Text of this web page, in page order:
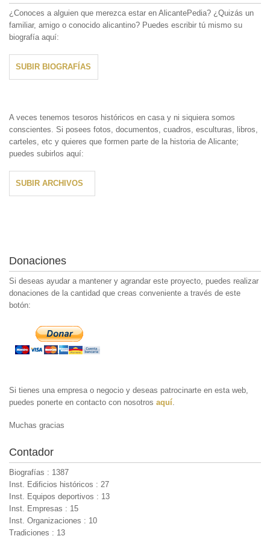
¿Conoces a alguien que merezca estar en AlicantePedia? ¿Quizás un
familiar, amigo o conocido alicantino? Puedes escribir tú mismo su
biografía aquí:
SUBIR BIOGRAFÍAS
A veces tenemos tesoros históricos en casa y ni siquiera somos
conscientes. Si posees fotos, documentos, cuadros, esculturas, libros,
carteles, etc y quieres que formen parte de la historia de Alicante;
puedes subirlos aquí:
SUBIR ARCHIVOS
Donaciones
Si deseas ayudar a mantener y agrandar este proyecto, puedes realizar
donaciones de la cantidad que creas conveniente a través de este
botón:
Si tienes una empresa o negocio y deseas patrocinarte en esta web,
puedes ponerte en contacto con nosotros aquí
Muchas gracias
Contador
Biografías : 1387
Inst. Edificios históricos : 27
Inst. Equipos deportivos : 13
Inst. Empresas : 15
Inst. Organizaciones : 10
Tradiciones : 13